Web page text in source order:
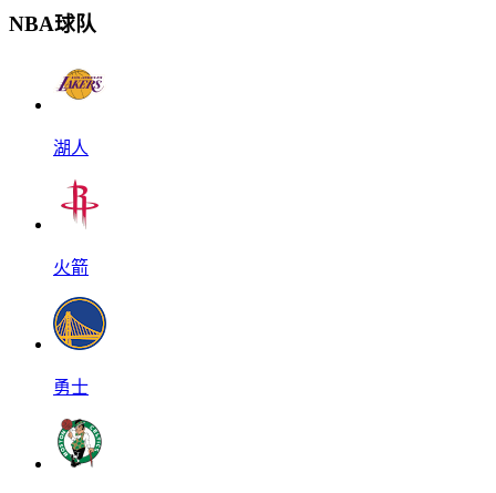
NBA球队
湖人
火箭
勇士